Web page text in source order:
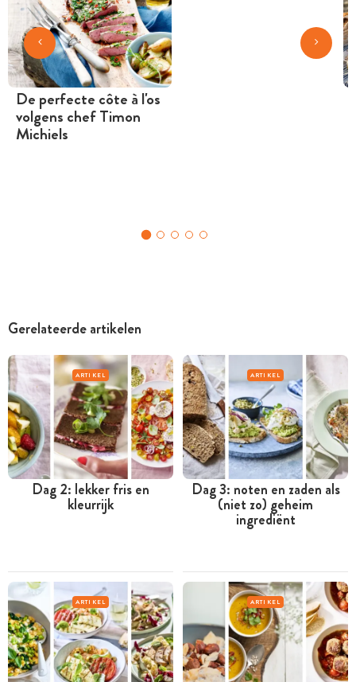
De perfecte côte à l'os
volgens chef Timon
Michiels
Gerelateerde artikelen
ARTIKEL
Dag 2: lekker fris en
kleurrijk
ARTIKEL
Dag 3: noten en zaden als
(niet zo) geheim
ingrediënt
ARTIKEL ARTIKEL